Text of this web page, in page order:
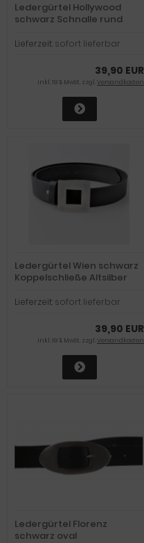
Ledergürtel Hollywood
schwarz Schnalle rund
Lieferzeit: sofort lieferbar
39,90 EUR
inkl. 19 % MwSt. zzgl.Versandkosten
Ledergürtel Wien schwarz
Koppelschließe Altsilber
Lieferzeit: sofort lieferbar
39,90 EUR
inkl. 19 % MwSt. zzgl.Versandkosten
Ledergürtel Florenz
schwarz oval